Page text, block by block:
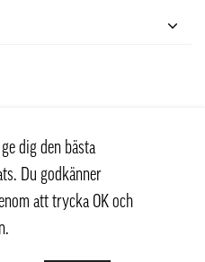
dig den bästa
Du godkänner
att trycka OK och